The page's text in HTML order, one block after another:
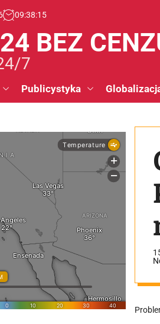
09:38:16
BEZ
7
Publicystyka